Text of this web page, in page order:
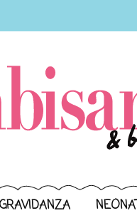
GRAVIDANZA